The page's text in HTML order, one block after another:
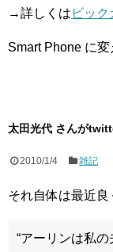
→詳しくは ビッ
Smart Phone に
太田光代 さんが
2010/1/4 雑記
それ自体は最近良
“アーリンは私